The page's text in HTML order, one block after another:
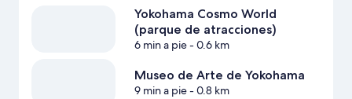
Yokohama Cosmo World
(parque de atracciones)
6 min a pie- 0.6 km
Museo de Arte de Yokohama
9 min a pie- 0.8 km